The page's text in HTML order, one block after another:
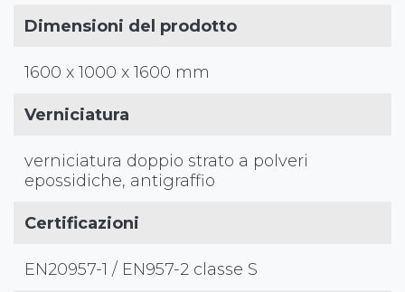
Dimensioni del prodotto
1600 x 1000 x 1600 mm
Verniciatura
verniciatura doppio strato a polveri
epossidiche, antigraffio
Certificazioni
EN20957-1 / EN957-2 classe S